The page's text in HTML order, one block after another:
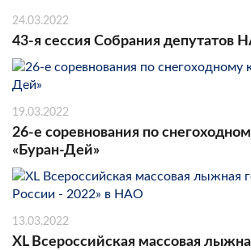
24.03.2022
43-я сессия Собрания депутатов
19.03.2022
26-е соревнования по
«Буран-Дей»
13.03.2022
XL Всероссийская массовая